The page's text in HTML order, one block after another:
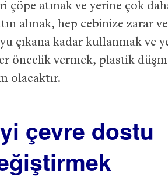
çöpe atmak ve yerine çok
almak, hep cebinize zarar
çıkana kadar kullanmak ve
öncelik vermek, plastik
olacaktır.
çevre dostu